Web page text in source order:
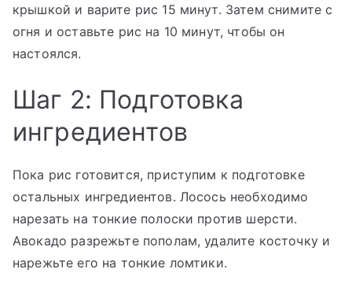
крышкой и варите рис 15 минут. Затем снимите с
огня и оставьте рис на 10 минут, чтобы он
настоялся.
Шаг 2: Подготовка
ингредиентов
Пока рис готовится, приступим к подготовке
остальных ингредиентов. Лосось необходимо
нарезать на тонкие полоски против шерсти.
Авокадо разрежьте пополам, удалите косточку и
нарежьте его на тонкие ломтики.